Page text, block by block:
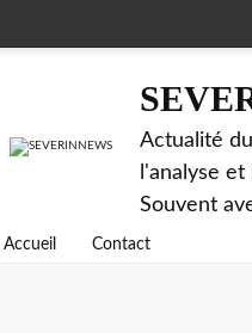
Actualité
l'analyse
Souvent
Accueil Contact